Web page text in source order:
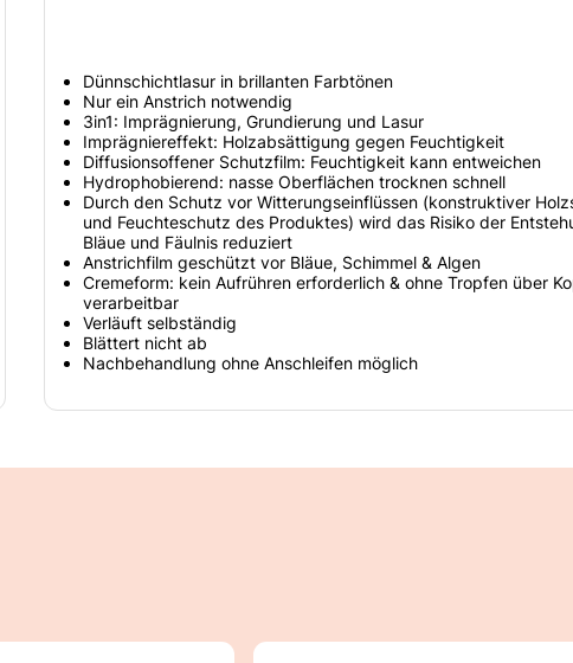
Dünnschichtlasur in brillanten Farbtönen
Nur ein Anstrich notwendig
3in1: Imprägnierung, Grundierung und Lasur
Imprägniereffekt: Holzabsättigung gegen Feuchtigkeit
Diffusionsoffener Schutzfilm: Feuchtigkeit kann entweichen
Hydrophobierend: nasse Oberflächen trocknen schnell
Durch den Schutz vor Witterungseinflüssen (konstruktiver
und Feuchteschutz des Produktes) wird das Risiko der
Bläue und Fäulnis reduziert
Anstrichfilm geschützt vor Bläue, Schimmel & Algen
Cremeform: kein Aufrühren erforderlich & ohne Tropfen über
verarbeitbar
Verläuft selbständig
Blättert nicht ab
Nachbehandlung ohne Anschleifen möglich